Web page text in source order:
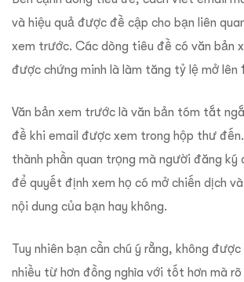
và hiệu quả được đề cập cho bạn liên
xem trước. Các dòng tiêu đề có văn bản
được chứng minh là làm tăng tỷ lệ mở lên
Văn bản xem trước là văn bản tóm tắt
đề khi email được xem trong hộp thư
thành phần quan trọng mà người đăng ký
để quyết định xem họ có mở chiến dịch
nội dung của bạn hay không.
Tuy nhiên bạn cần chú ý rằng, không được
nhiều từ hơn đồng nghĩa với tốt hơn mà rõ